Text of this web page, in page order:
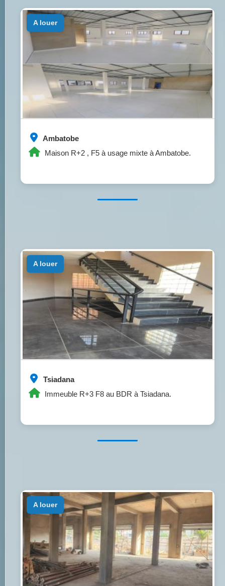
Ambatobe
Maison R+2 , F5 à usage mixte à Ambatobe.
a louer
Tsiadana
Immeuble R+3 F8 au BDR à Tsiadana.
a louer
a louer